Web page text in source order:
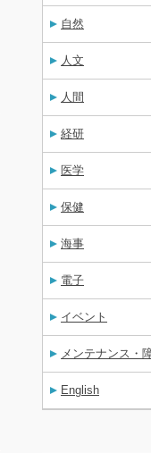
自然
人文
人間
経研
医学
保健
海事
電子
イベント
メンテナンス・
English